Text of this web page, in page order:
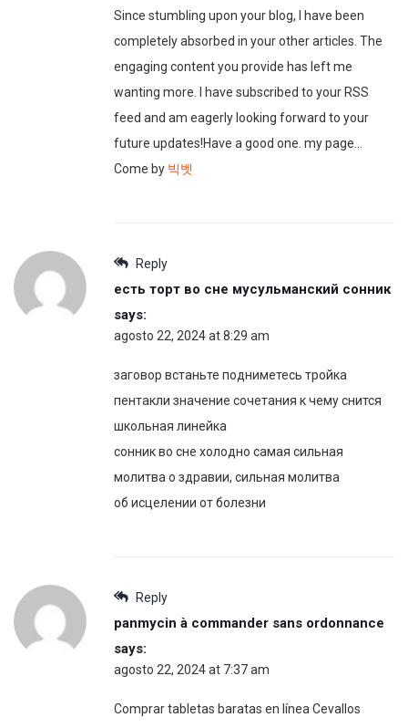
Since stumbling upon your blog, I have been
completely absorbed in your other articles. The
engaging content you provide has left me
wanting more. I have subscribed to your RSS
feed and am eagerly looking forward to your
future updates!Have a good one. my page…
Come by 빅벳
Reply
есть торт во сне мусульманский сонник
says:
agosto 22, 2024 at 8:29 am
заговор встаньте подниметесь тройка
пентакли значение сочетания к чему снится
школьная линейка
сонник во сне холодно самая сильная
молитва о здравии, сильная молитва
об исцелении от болезни
Reply
panmycin à commander sans ordonnance
says:
agosto 22, 2024 at 7:37 am
Comprar tabletas baratas en línea Cevallos